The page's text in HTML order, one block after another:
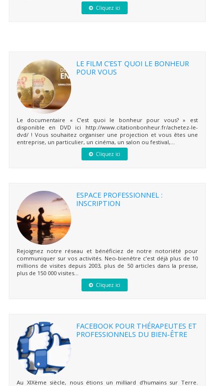
Cliquez ici
LE FILM C’EST QUOI LE BONHEUR
POUR VOUS
Le documentaire « C’est quoi le bonheur pour vous? » est
disponible en DVD ici http://www.citationbonheur.fr/achetez-le-
dvd/ ! Vous souhaitez organiser une projection et vous êtes une
entreprise, un particulier, un cinéma, un salon ou festival,...
Cliquez ici
ESPACE PROFESSIONNEL :
INSCRIPTION
Rejoignez notre réseau et bénéficiez de notre notoriété pour
communiquer sur vos activités. Neo-bienêtre c’est déjà plus de 10
millions de visites depuis 2003, plus de 50 articles dans la presse,
plus de 150 000 visites...
Cliquez ici
FACEBOOK POUR THÉRAPEUTES ET
PROFESSIONNELS DU BIEN-ÊTRE
Au XIXème siècle, nous étions un milliard d’humains sur Terre.